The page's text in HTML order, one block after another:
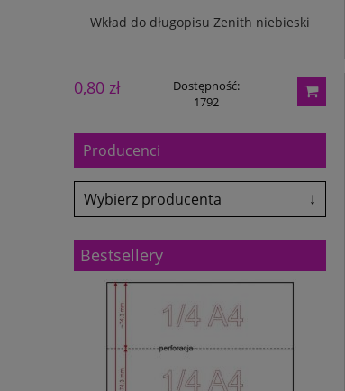
Wkład do długopisu Zenith niebieski
0,80 zł
Dostępność:
1792
Producenci
Wybierz producenta ↓
Antalis
Avery-Zweckform
Black Point
Denix
Bestsellery